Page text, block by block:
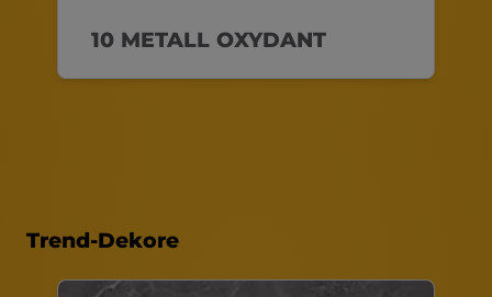
10 METALL OXYDANT
Trend-Dekore